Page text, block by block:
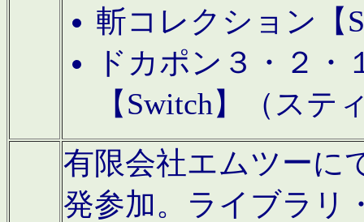
斬コレクション【
ドカポン３・２
【Switch】（ステ
有限会社エムツーに
発参加。ライブラリ